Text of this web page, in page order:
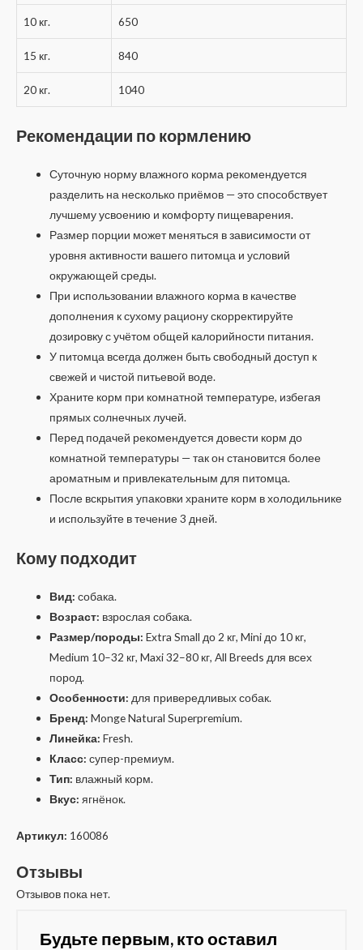
10 кг. 650
15 кг. 840
20 кг. 1040
Рекомендации по кормлению
Суточную норму влажного корма рекомендуется
разделить на несколько приёмов — это способствует
лучшему усвоению и комфорту пищеварения.
Размер порции может меняться в зависимости от
уровня активности вашего питомца и условий
окружающей среды.
При использовании влажного корма в качестве
дополнения к сухому рациону скорректируйте
дозировку с учётом общей калорийности питания.
У питомца всегда должен быть свободный доступ к
свежей и чистой питьевой воде.
Храните корм при комнатной температуре, избегая
прямых солнечных лучей.
Перед подачей рекомендуется довести корм до
комнатной температуры — так он становится более
ароматным и привлекательным для питомца.
После вскрытия упаковки храните корм в холодильнике
и используйте в течение 3 дней.
Кому подходит
Вид: собака.
Возраст: взрослая собака.
Размер/породы: Extra Small до 2 кг, Mini до 10 кг,
Medium 10–32 кг, Maxi 32–80 кг, All Breeds для всех
пород.
Особенности: для привередливых собак.
Бренд: Monge Natural Superpremium.
Линейка: Fresh.
Класс: супер-премиум.
Тип: влажный корм.
Вкус: ягнёнок.
Артикул: 160086
Отзывы
Отзывов пока нет.
Будьте первым, кто оставил